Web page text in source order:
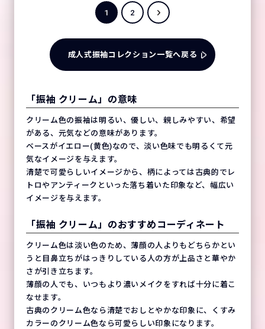
1 2
成人式振袖コレクション一覧へ戻る
「振袖 クリーム」の意味
クリーム色の振袖は明るい、優しい、親しみやすい、希望
がある、元気などの意味があります。
ベースがイエロー(黄色)なので、淡い色味でも明るくて元
気なイメージを与えます。
清楚で可愛らしいイメージから、柄によっては古典的でレ
トロやアンティークといった落ち着いた印象など、幅広い
イメージを与えます。
「振袖 クリーム」のおすすめコーディネート
クリーム色は淡い色のため、薄顔の人よりもどちらかとい
うと目鼻立ちがはっきりしている人の方が上品さと華やか
さが引き立ちます。
薄顔の人でも、いつもより濃いメイクをすれば十分に着こ
なせます。
古典のクリーム色なら清楚でおしとやかな印象に、くすみ
カラーのクリーム色なら可愛らしい印象になります。